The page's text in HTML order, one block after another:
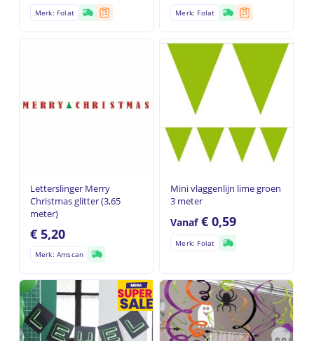
Merk: Folat Merk: Folat
Letterslinger Merry
Christmas glitter (3,65
meter)
€5,20
Merk: Amscan
Mini vlaggenlijn lime groen
3 meter
Vanaf€0,59
Merk: Folat